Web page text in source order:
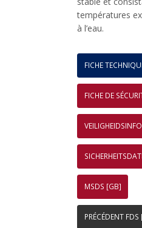
températures
à l’eau.
FICHE
FICHE DE
MSDS [GB]
PRÉCÉDENT FDS